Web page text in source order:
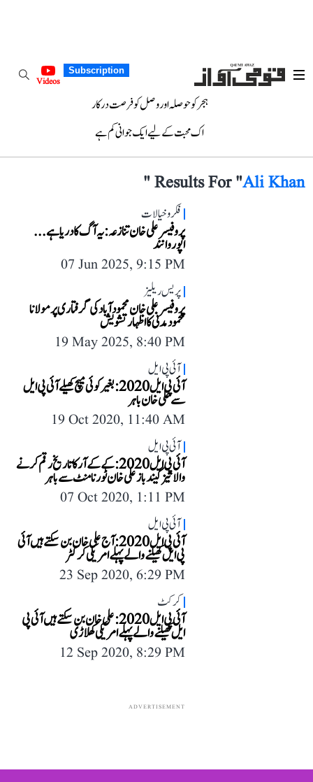
Subscription
Videos
ہجر کو حوصلہ اور وصل کو فرصت درکار
اک محبت کے لیے ایک جوانی کم ہے
Results For "Ali Khan
"
فکر و خیالات
پروفیسر علی خان تنازعہ: یہ آگ کا دریا ہے...
اپوروانند
07 Jun 2025, 9:15 PM
پریس ریلیز
پروفیسر علی خان محمود آباد کی گرفتاری پر مولانا
محمود مدنی کا اظہار تشویش
19 May 2025, 8:40 PM
آئی پی ایل
آئی پی ایل 2020: بغیر کوئی میچ کھیلے آئی پی ایل
سے علی خان باہر
19 Oct 2020, 11:40 AM
آئی پی ایل
آئی پی ایل 2020: کے کے آر کا تاریخ رقم کرنے
والا تیز گیندباز علی خان ٹورنامنٹ سے باہر
07 Oct 2020, 1:11 PM
آئی پی ایل
آئی پی ایل 2020: آج علی خان بن سکتے ہیں آئی
پی ایل کھیلنے والے پہلے امریکی کرکٹر
23 Sep 2020, 6:29 PM
کرکٹ
آئی پی ایل 2020: علی خان بن سکتے ہیں آئی پی
ایل کھیلنے والے پہلے امریکی کھلاڑی
12 Sep 2020, 8:29 PM
ADVERTISEMENT